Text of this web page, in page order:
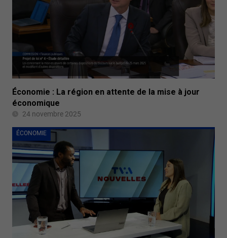
Économie : La région en attente de la mise à jour
économique
24 novembre 2025
ÉCONOMIE